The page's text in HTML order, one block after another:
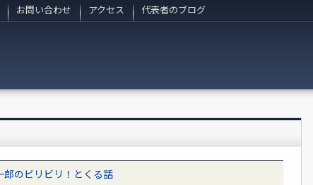
お問い合わせ アクセス 代表者のブログ
のビリビリ！とくる話